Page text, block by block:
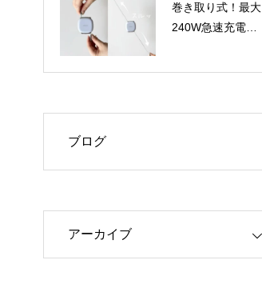
巻き取り式！最大
240W急速充電対
ブログ